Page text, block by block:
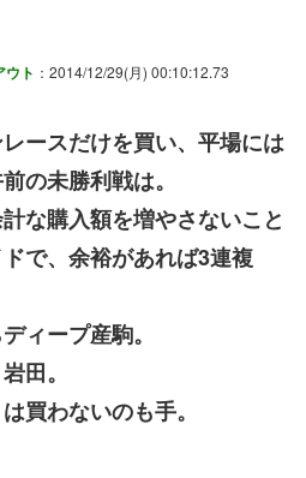
ウト ：2014/12/29(月) 00:10:12.73
ースだけを買い、平場には
の未勝利戦は。
な購入額を増やさないこと
で、余裕があれば3連複
ィープ産駒。
田。
買わないのも手。